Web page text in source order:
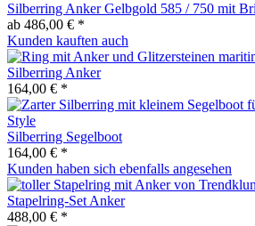
Silberring Anker Gelbgold 585 / 750 mit
ab 486,00 € *
Kunden kauften auch
Silberring Anker
164,00 € *
Silberring Segelboot
164,00 € *
Kunden haben sich ebenfalls angesehen
Stapelring-Set Anker
488,00 € *